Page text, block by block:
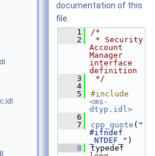
documentation of this
file.
    1
/*
    2
* Security
Account
Manager
interface
definition
    3
*/
    4
    5
#include
<ms-
dtyp.idl>
    6
    7
cpp_quote ( "
#ifndef
_NTDEF_" )
    8